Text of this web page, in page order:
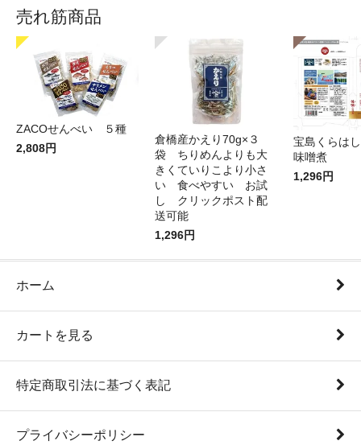
売れ筋商品
ZACOせんべい ５種
2,808円
倉橋産かえり70g×３
袋 ちりめんよりも大
きくていりこより小さ
い 食べやすい お試
し クリックポスト配
送可能
1,296円
宝島くらは
味噌煮
1,296円
ホーム
カートを見る
特定商取引法に基づく表記
プライバシーポリシー